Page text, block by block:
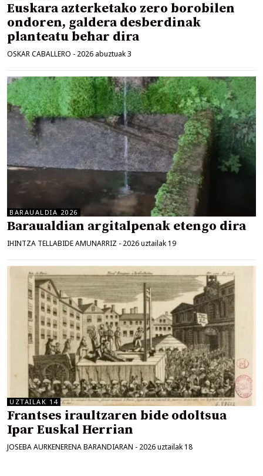
Euskara azterketako zero borobilen
ondoren, galdera desberdinak
planteatu behar dira
OSKAR CABALLERO - 2026 abuztuak 3
BARAUALDIA 2026
Baraualdian argitalpenak etengo dira
IHINTZA TELLABIDE AMUNARRIZ - 2026 uztailak 19
UZTAILAK 14
Frantses iraultzaren bide odoltsua
Ipar Euskal Herrian
JOSEBA AURKENERENA BARANDIARAN - 2026 uztailak 18